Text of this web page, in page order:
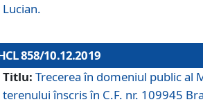
Lucian.
858/10.12.2019
Titlu: Trecerea în domeniul public al
terenului înscris în C.F. nr. 109945